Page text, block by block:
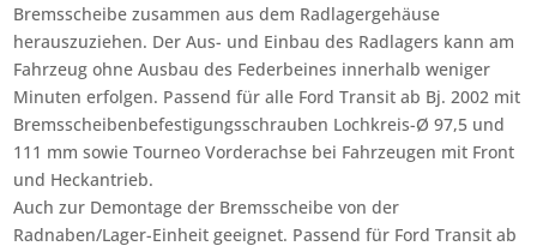
Bremsscheibe zusammen aus dem Radlagergehäuse
herauszuziehen. Der Aus- und Einbau des Radlagers kann am
Fahrzeug ohne Ausbau des Federbeines innerhalb weniger
Minuten erfolgen. Passend für alle Ford Transit ab Bj. 2002 mit
Bremsscheibenbefestigungsschrauben Lochkreis-Ø 97,5 und
111 mm sowie Tourneo Vorderachse bei Fahrzeugen mit Front
und Heckantrieb.
Auch zur Demontage der Bremsscheibe von der
Radnaben/Lager-Einheit geeignet. Passend für Ford Transit ab